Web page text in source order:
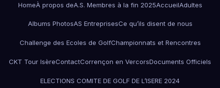
HomeÀ propos deA.S. Membres à la fin 2025AccueilAdultes
Albums PhotosAS EntreprisesCe qu’ils disent de nous
Challenge des Ecoles de GolfChampionnats et Rencontres
CKT Tour IsèreContactCorrençon en VercorsDocuments Officiels
ELECTIONS COMITE DE GOLF DE L’ISERE 2024